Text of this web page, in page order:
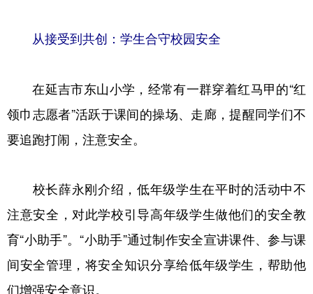
从接受到共创：学生合守校园安全
在延吉市东山小学，经常有一群穿着红马甲的“红
领巾志愿者”活跃于课间的操场、走廊，提醒同学们不
要追跑打闹，注意安全。
校长薛永刚介绍，低年级学生在平时的活动中不
注意安全，对此学校引导高年级学生做他们的安全教
育“小助手”。“小助手”通过制作安全宣讲课件、参与课
间安全管理，将安全知识分享给低年级学生，帮助他
们增强安全意识。